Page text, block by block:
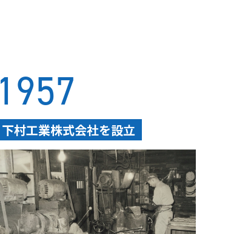
1957
下村工業株式会社を設立